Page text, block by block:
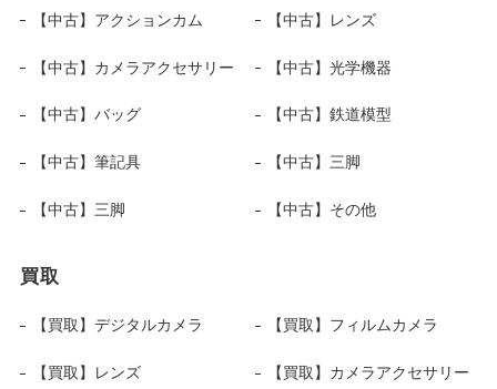
【中古】アクションカム 【中古】レンズ
【中古】カメラアクセサリー 【中古】光学機器
【中古】バッグ 【中古】鉄道模型
【中古】筆記具 【中古】三脚
【中古】三脚 【中古】その他
買取
【買取】デジタルカメラ 【買取】フィルムカメラ
【買取】レンズ 【買取】カメラアクセサリー